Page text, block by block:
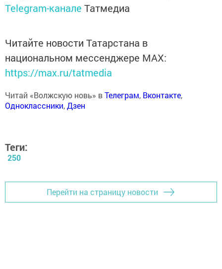
Telegram-канале Татмедиа
Читайте новости Татарстана в
национальном мессенджере MАХ:
https://max.ru/tatmedia
Читай «Волжскую новь» вТелеграм, Вконтакте,
Одноклассники,Дзен
Теги:
250
Перейти на страницу новости